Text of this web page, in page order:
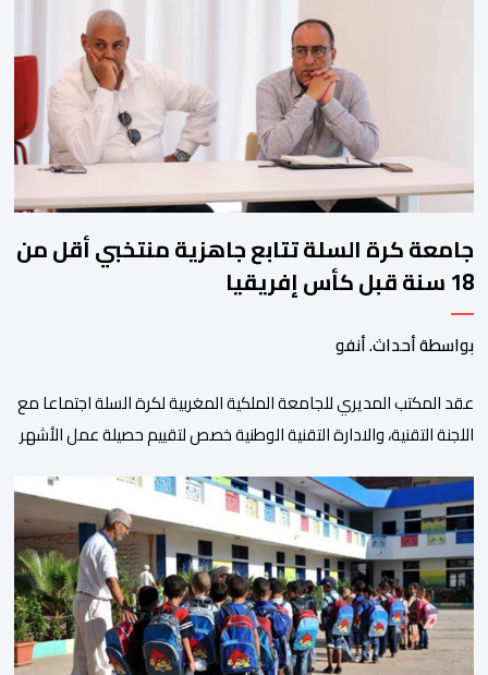
ولم تخل هذه الدورة من مؤشرات إيجابية على مستوى تنوعالمشاركة،
وتبرز هذه الأرقام الحجم الكبير الذي باتت تعرفه تظاهرةالتبوريدة
ومن المرتقب أن تعرف فعاليات الموسم إقبالا جماهيريا
واسعا،في ظل الشغف الكبير الذي يحظى به فن التبوريدة، باعتبارهأحد
جامعة كرة السلة تتابع جاهزية منتخبي أقل من
18 سنة قبل كأس إفريقيا
بواسطة أحداث. أنفو
عقد المكتب المديري للجامعة الملكية المغربية لكرة السلة اجتماعا مع
اللجنة التقنية، والادارة التقنية الوطنية خصص لتقييم حصيلة عمل الأشهر
المنتخبات الوطنية خلال الفترة الأخيرة. وشهد الاجتماع تقديم عرض
مفصل حول مشاركة المنتخبين الوطنيين لأقل من 18 سنة، إناثا وذكورا،
من طرف اللجنة التقنية التي واكبت كل […]